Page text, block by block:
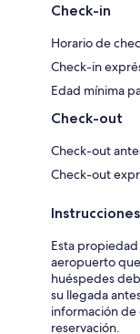
Check-in
Horario de
Check-in
Edad mínima
Check-out
Check-out
Check-out
Esta
aeropuerto
huéspedes
su llegada
información
reservación.